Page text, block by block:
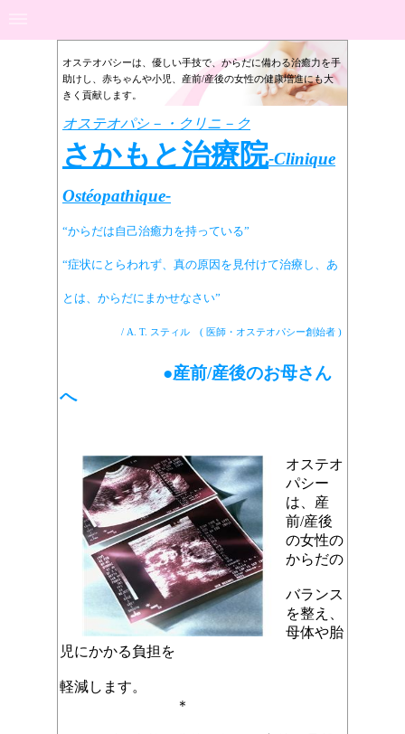
オステオパシーは、優しい手技で、からだに備わる治癒力を手
助けし、赤ちゃんや小児、産前/産後の女性の健康増進にも大
きく貢献します。
オステオパシ－・クリニ－ク
さかもと治療院-Clinique
Ostéopathique-
“からだは自己治癒力を持っている”
“症状にとらわれず、 真の原因を見付けて治療し、あ
と は、からだにまかせなさい”
/ A. T. スティル ( 医師・オステオパシー創始者 )
●産前/産後のお母さん
へ
オステオ
パシー
は、産
前/産後
の女性の
からだの
バランス
を整え、
母体や胎
児にかかる負担を
軽減します。
＊